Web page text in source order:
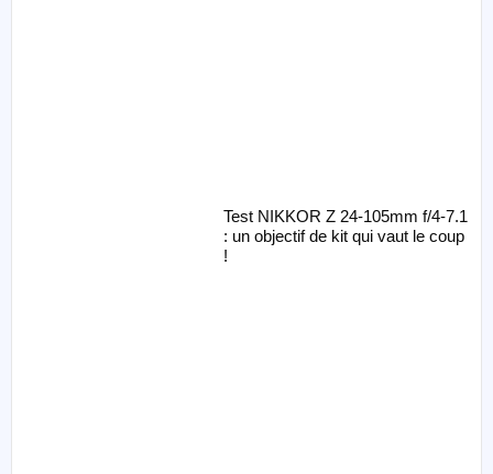
Test NIKKOR Z 24-105mm f/4-7.1
: un objectif de kit qui vaut le coup
!